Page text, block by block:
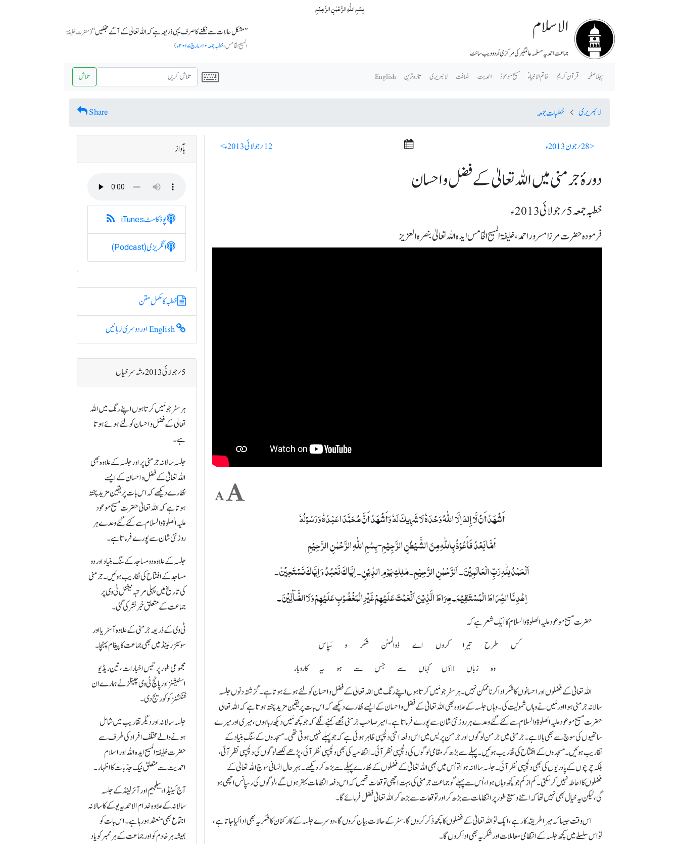
بِسۡمِ اللّٰہِ الرَّحۡمٰنِ الرَّحِیۡمِ
الاسلام
جماعت احمدیہ مسلمہ عالمگیر کی مرکزی اُردو ویب سائٹ
’’مشکل حالات سے نکلنے کا صرف یہی ذریعہ ہے کہ اللہ تعالیٰ کے آگے جھکیں‘‘(حضرت خلیفۃ
المسیح الخامس،خطبہ جمعہ ۱۰؍مارچ ۲۰۱۷ء )
پہلا صفحہ قرآن کریم خاتم الانبیاء ؐ مسیح موعودؑ احمدیت خلافت لائبریری تازہ ترین English تلاش
لائبریری خطبات جمعہ Share
< 28؍ جون 2013ء 12؍ جولائی 2013ء >
دورۂ جرمنی میں اللہ تعالیٰ کے فضل و احسان
خطبہ جمعہ 5؍ جولائی 2013ء
فرمودہ حضرت مرزا مسرور احمد، خلیفۃ المسیح الخامس ایدہ اللہ تعالیٰ بنصرہ العزیز
أَشْھَدُ أَنْ لَّا إِلٰہَ اِلَّا اللّٰہُ وَحْدَہٗ لَا شَرِیکَ لَہٗ وَأَشْھَدُ أَنَّ مُحَمَّدًا عَبْدُہٗ وَ رَسُوْلُہٗ
أَمَّا بَعْدُ فَأَعُوْذُ بِاللّٰہِ مِنَ الشَّیْطٰنِ الرَّجِیْمِ- بِسْمِ اللّٰہِ الرَّحْمٰنِ الرَّحِیْمِ
اَلْحَمْدُ لِلّٰہِ رَبِّ الْعَالَمِیْنَ۔ اَلرَّحْمٰنِ الرَّحِیْمِ۔ مٰلِکِ یَوْمِ الدِّیْنِ۔ اِیَّا کَ نَعْبُدُ وَ اِیَّاکَ نَسْتَعِیْنُ۔
اِھْدِنَا الصِّرَاطَ الْمُسْتَقِیْمَ۔ صِرَاطَ الَّذِیْنَ اَنْعَمْتَ عَلَیْھِمْ غَیْرِالْمَغْضُوْبِ عَلَیْھِمْ وَلَاالضَّآلِّیْنَ۔
حضرت مسیح موعود علیہ الصلوۃ والسلام کا ایک شعر ہے کہ
کس طرح تیرا کروں اے ذوالمنن شکر و سَپاس
وہ زباں لاؤں کہاں سے جس سے ہو یہ کاروبار
اللہ تعالیٰ کے فضلوں اور احسانوں کا شکر ادا کرنا ممکن نہیں۔ ہر سفر جو مَیں کرتا ہوں اپنے رنگ میں اللہ تعالیٰ کے فضل و احسان کو لئے ہوئے ہوتا ہے۔ گزشتہ دنوں جلسہ
سالانہ جرمنی ہوا اور مَیں نے وہاں شمولیت کی۔ وہاں جلسہ کے علاوہ بھی اللہ تعالیٰ کے فضل و احسان کے ایسے نظارے دیکھے کہ اس بات پر یقین مزید پختہ ہوتا ہے کہ اللہ تعالیٰ
حضرت مسیح موعود علیہ الصلوۃ والسلام سے کئے گئے وعدے ہر روز نئی شان سے پورے فرماتا ہے۔ امیر صاحب جرمنی مجھے کہنے لگے کہ جو کچھ مَیں دیکھ رہا ہوں، میری اور میرے
ساتھیوں کی سوچ سے بھی بالا ہے۔ جرمنی میں جرمن لوگوں اور جرمن پریس میں اس دفعہ اتنی دلچسپی ظاہر ہوئی ہے کہ جو پہلے نہیں ہوتی تھی۔ مسجدوں کے سنگِ بنیاد کے
تقاریب ہوئیں۔ مسجدوں کے افتتاح کی تقاریب ہوئیں۔ پہلے سے بڑھ کر مقامی لوگوں کی دلچسپی نظر آئی۔ انتظامیہ کی بھی دلچسپی نظر آئی، پڑھے لکھے لوگوں کی دلچسپی نظر آئی،
بلکہ چرچوں کے پادریوں کی بھی دلچسپی نظر آئی۔ جلسہ سالانہ ہوا تو اُس میں بھی اللہ تعالیٰ کے فضلوں کے نظارے پہلے سے بڑھ کر دیکھے۔ بہر حال انسانی سوچ اللہ تعالیٰ کے
فضلوں کا احاطہ نہیں کر سکتی۔ کم از کم جو کچھ وہاں ہوا، اُس سے پہلے گوجماعت جرمنی کی بہت اچھی توقعات تھیں کہ اس دفعہ انتظامات بہتر ہوں گے، لوگوں کی رسپانس اچھی ہو
گی، لیکن یہ خیال بھی نہیں تھا کہ اتنے وسیع طور پر انتظامات سے بڑھ کر اور توقعات سے بڑھ کر اللہ تعالیٰ فضل فرمائے گا۔
اس وقت جیسا کہ میرا طریقہ کار ہے، ایک تو اللہ تعالیٰ کے فضلوں کاکچھ ذکر کروں گا، سفر کے حالات بیان کروں گا، دوسرے جلسہ کے کارکنان کا شکریہ بھی ادا کیا جاتا ہے،
تواس سلسلے میں کچھ جلسہ کے انتظامی معاملات اور شکریہ بھی ادا کروں گا۔
بآواز
پوڈکاسٹiTunes
انگریزی(Podcast)
خطبہ کا مکمل متن
English اور دوسری زبانیں
5؍ جولائی 2013ء شہ سرخیاں
ہر سفر جو مَیں کرتا ہوں اپنے رنگ میں اللہ
تعالیٰ کے فضل و احسان کو لئے ہوئے ہوتا
ہے۔
جلسہ سالانہ جرمنی پر اور جلسہ کے علاوہ بھی
اللہ تعالیٰ کے فضل و احسان کے ایسے
نظارے دیکھے کہ اس بات پر یقین مزید پختہ
ہوتا ہے کہ اللہ تعالیٰ حضرت مسیح موعود
علیہ الصلوۃ والسلام سے کئے گئے وعدے ہر
روز نئی شان سے پورے فرماتا ہے۔
جلسہ کے علاوہ دو مساجد کے سنگ بنیاد اور دو
مساجد کے افتتاح کی تقاریب ہوئیں۔ جرمنی
کی تاریخ میں پہلی مرتبہ نیشنل ٹی وی پر
جماعت کے متعلق خبر نشر کی گئی۔
ٹی وی کے ذریعہ جرمنی کے علاوہ آسٹریا اور
سوئٹزرلینڈ میں بھی جماعت کا پیغام پہنچا۔
مجموعی طور پر تیس اخبارات، تین ریڈیو
اسٹیشنز اور پانچ ٹی وی چینلز نے ہمارے ان
فنکشنز کو کوریج دی۔
جلسہ سالانہ اور دیگر تقاریب میں شامل
ہونے والے مختلف افراد کی طرف سے
حضرت خلیفۃالمسیح ایدہ اللہ اور اسلام
احمدیت سے متعلق نیک جذبات کا اظہار۔
آج کینیڈا، بیلجیم اور آئرلینڈ کے جلسہ
سالانہ کے علاوہ خدام الاحمدیہ یوکے کا سالانہ
اجتماع بھی منعقد ہو رہا ہے۔ اس بات کو
ہمیشہ ہر خادم کو اور جماعت کے ہر ممبر کو یاد